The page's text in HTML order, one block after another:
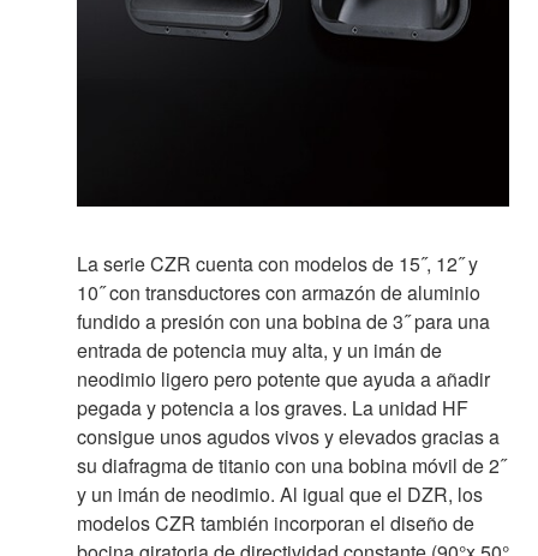
La serie CZR cuenta con modelos de 15˝, 12˝ y
10˝ con transductores con armazón de aluminio
fundido a presión con una bobina de 3˝ para una
entrada de potencia muy alta, y un imán de
neodimio ligero pero potente que ayuda a añadir
pegada y potencia a los graves. La unidad HF
consigue unos agudos vivos y elevados gracias a
su diafragma de titanio con una bobina móvil de 2˝
y un imán de neodimio. Al igual que el DZR, los
modelos CZR también incorporan el diseño de